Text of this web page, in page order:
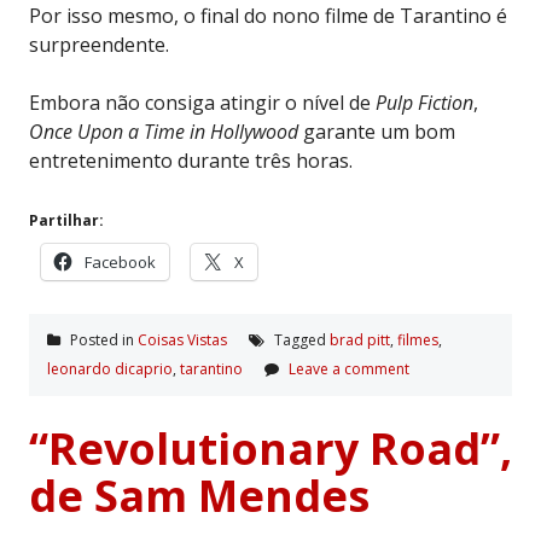
Por isso mesmo, o final do nono filme de Tarantino é
surpreendente.
Embora não consiga atingir o nível de Pulp Fiction,
Once Upon a Time in Hollywoodgarante um bom
entretenimento durante três horas.
Partilhar:
Facebook X
Posted in Coisas Vistas Tagged brad pitt, filmes,
leonardo dicaprio, tarantino Leave a comment
“Revolutionary Road”,
de Sam Mendes